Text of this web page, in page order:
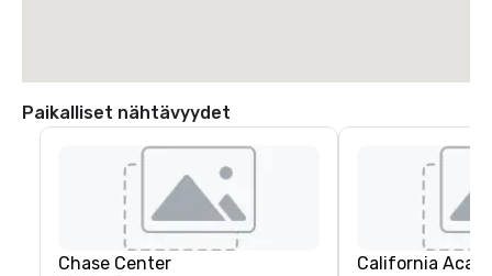
Paikalliset nähtävyydet
Chase Center
California